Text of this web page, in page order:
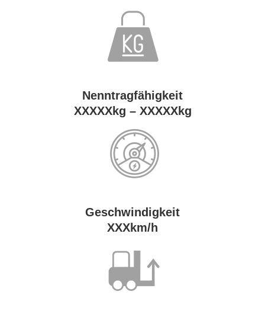
Nenn­trag­fä­hig­keit
XXXXXkg – XXXXXkg
Ge­schwin­dig­keit
XXXkm/h